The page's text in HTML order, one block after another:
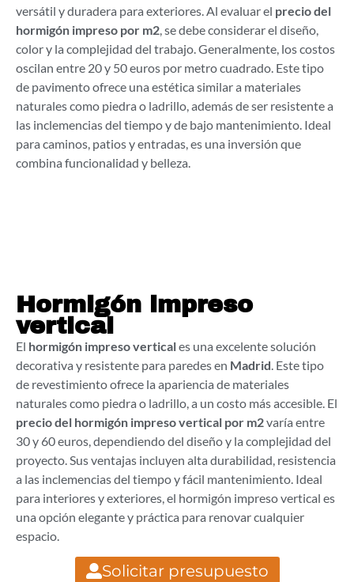
versátil y duradera para exteriores. Al evaluar el precio del
hormigón impreso por m2 , se debe considerar el diseño,
color y la complejidad del trabajo. Generalmente, los costos
oscilan entre 20 y 50 euros por metro cuadrado. Este tipo
de pavimento ofrece una estética similar a materiales
naturales como piedra o ladrillo, además de ser resistente a
las inclemencias del tiempo y de bajo mantenimiento. Ideal
para caminos, patios y entradas, es una inversión que
combina funcionalidad y belleza.
Hormigón impreso
vertical
El hormigón impreso verticales una excelente solución
decorativa y resistente para paredes en Madrid. Este tipo
de revestimiento ofrece la apariencia de materiales
naturales como piedra o ladrillo, a un costo más accesible. El
precio del hormigón impreso vertical por m2varía entre
30 y 60 euros, dependiendo del diseño y la complejidad del
proyecto. Sus ventajas incluyen alta durabilidad, resistencia
a las inclemencias del tiempo y fácil mantenimiento. Ideal
para interiores y exteriores, el hormigón impreso vertical es
una opción elegante y práctica para renovar cualquier
espacio.
Solicitar presupuesto